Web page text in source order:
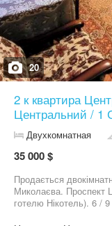
20
2 к квартира
Центральний / 1
Двухкомнатная
35 000 $
Продається
Миколаєва. Проспект
готелю Нікотель). 6 /